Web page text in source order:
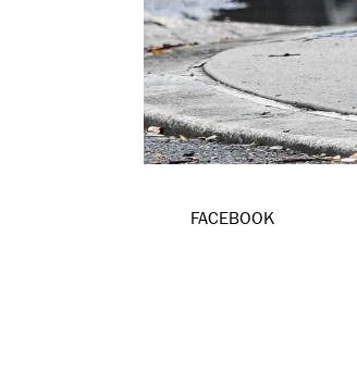
FACEBOOK